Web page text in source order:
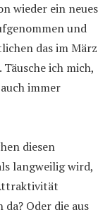
wieder ein neues
und
das im März
ich mich,
immer
diesen
langweilig wird,
Oder die aus